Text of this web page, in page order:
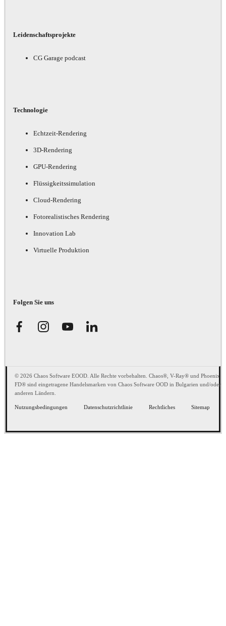
Leidenschaftsprojekte
CG Garage podcast
Technologie
Echtzeit-Rendering
3D-Rendering
GPU-Rendering
Flüssigkeitssimulation
Cloud-Rendering
Fotorealistisches Rendering
Innovation Lab
Virtuelle Produktion
Folgen Sie uns
© 2026 Chaos Software EOOD. Alle Rechte vorbehalten. Chaos®, V-Ray® und Phoenix
FD® sind eingetragene Handelsmarken von Chaos Software OOD in Bulgarien und/oder
anderen Ländern.
Nutzungsbedingungen Datenschutzrichtlinie Rechtliches Sitemap